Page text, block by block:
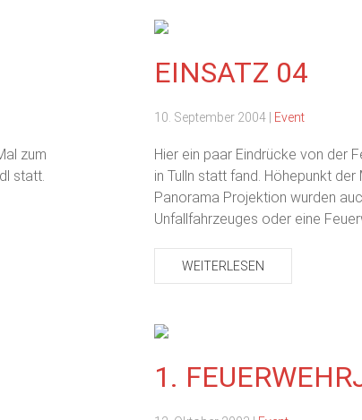
zum
statt.
EINSATZ 04
10. September 2004 Event
Hier ein paar Eindrücke von der
in Tulln statt fand. Höhepunkt
Panorama Projektion wurden
Unfallfahrzeuges oder eine
WEITERLESEN
1.